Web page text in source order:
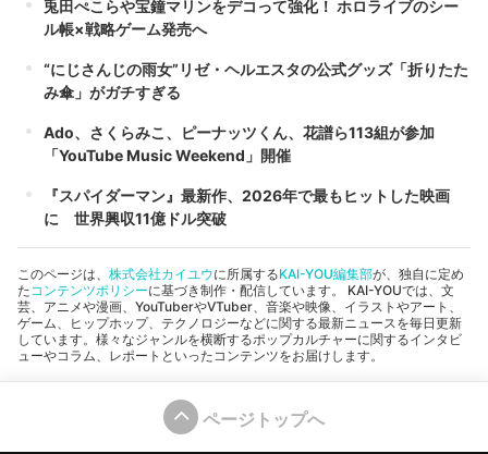
兎田ぺこらや宝鐘マリンをデコって強化！ ホロライブのシー
ル帳×戦略ゲーム発売へ
“にじさんじの雨女”リゼ・ヘルエスタの公式グッズ「折りたた
み傘」がガチすぎる
Ado、さくらみこ、ピーナッツくん、花譜ら113組が参加
「YouTube Music Weekend」開催
『スパイダーマン』最新作、2026年で最もヒットした映画
に 世界興収11億ドル突破
このページは、 株式会社カイユウに所属するKAI-YOU編集部が、独自に定め
た コンテンツポリシーに基づき制作・配信しています。 KAI-YOUでは、文
芸、アニメや漫画、YouTuberやVTuber、音楽や映像、イラストやアート、
ゲーム、ヒップホップ、テクノロジーなどに関する最新ニュースを毎日更新
しています。様々なジャンルを横断するポップカルチャーに関するインタビ
ューやコラム、レポートといったコンテンツをお届けします。
ページトップへ